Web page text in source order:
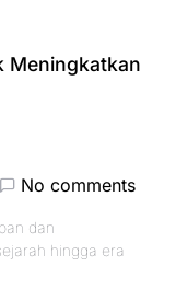
Meningkatkan
No comments
dan
hingga era